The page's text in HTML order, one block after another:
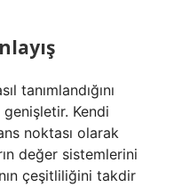
tanımlandığını
Kendi
noktası olarak
değer sistemlerini
çeşitliliğini takdir